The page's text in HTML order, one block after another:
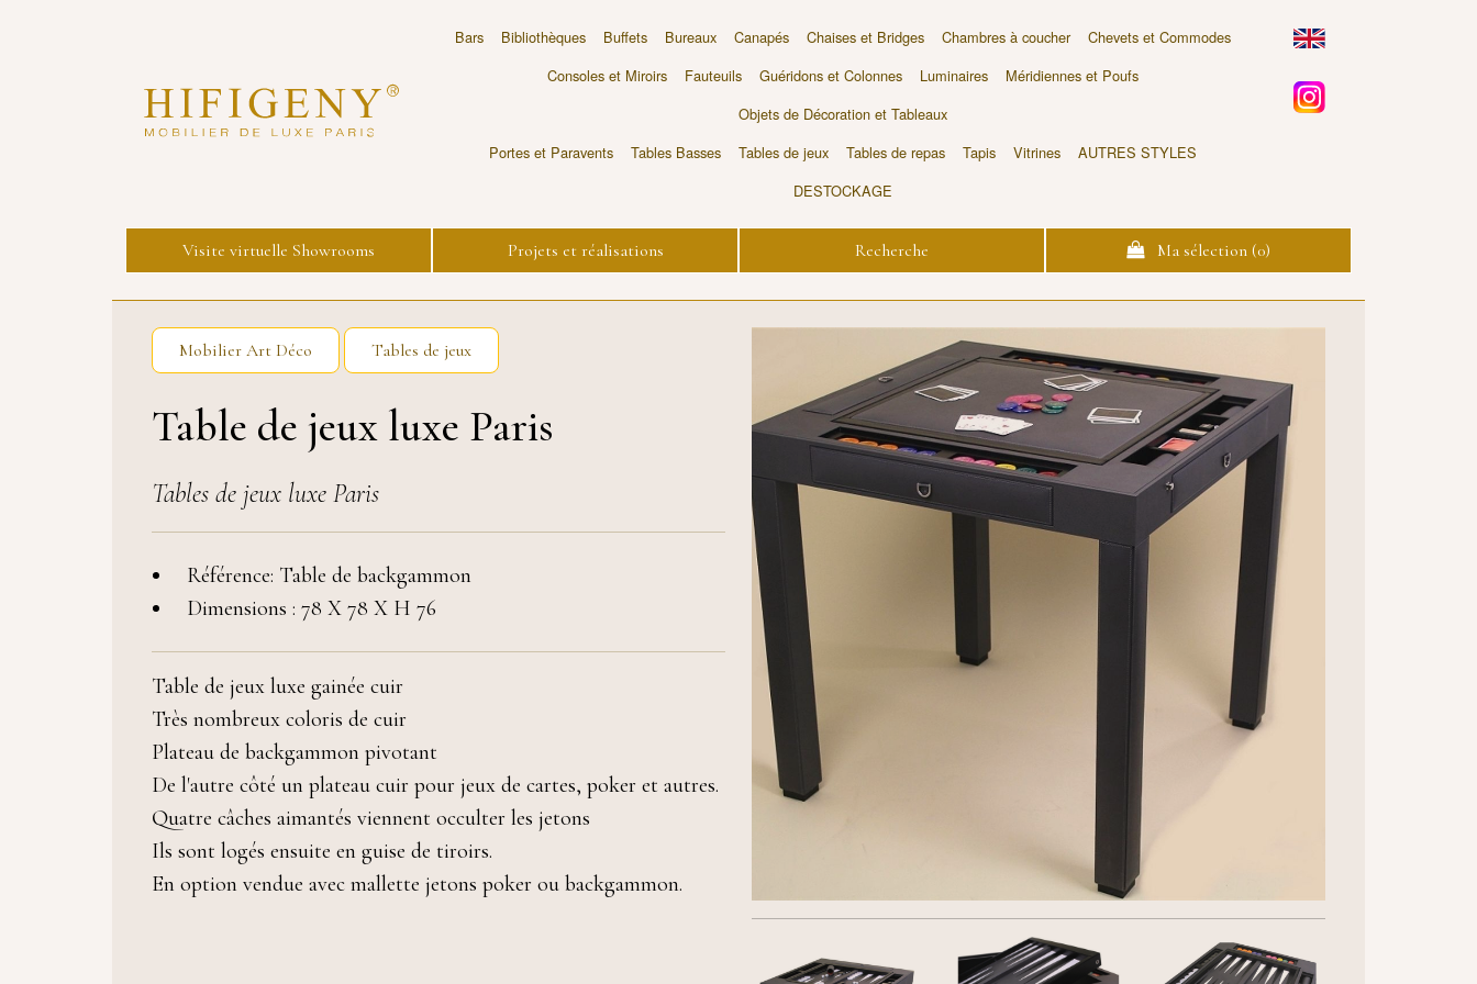
Bars Bibliothèques Buffets Bureaux Canapés Chaises et Bridges Chambres à coucher
Chevets et Commodes
Consoles et Miroirs
Fauteuils Guéridons et Colonnes Luminaires
Méridiennes et Poufs
Objets de Décoration et Tableaux
Portes et Paravents
Tables Basses Tables de jeux Tables de repas Tapis Vitrines
AUTRES STYLES
DESTOCKAGE
Visite virtuelle Showrooms Projets et réalisations Recherche Ma sélection (0)
Mobilier Art Déco Tables de jeux
Table de jeux luxe Paris
Tables de jeux luxe Paris
Référence: Table de backgammon
Dimensions : 78 X 78 X H 76
Table de jeux luxe gainée cuir
Très nombreux coloris de cuir
Plateau de backgammon pivotant
De l'autre côté un plateau cuir pour jeux de cartes, poker et autres.
Quatre câches aimantés viennent occulter les jetons
Ils sont logés ensuite en guise de tiroirs.
En option vendue avec mallette jetons poker ou backgammon.